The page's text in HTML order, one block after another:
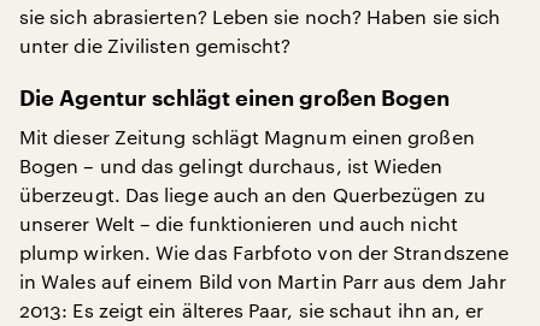
sie sich abrasierten? Leben sie noch? Haben sie sich
unter die Zivilisten gemischt?
Die Agentur schlägt einen großen Bogen
Mit dieser Zeitung schlägt Magnum einen großen
Bogen – und das gelingt durchaus, ist Wieden
überzeugt. Das liege auch an den Querbezügen zu
unserer Welt – die funktionieren und auch nicht
plump wirken. Wie das Farbfoto von der Strandszene
in Wales auf einem Bild von Martin Parr aus dem Jahr
2013: Es zeigt ein älteres Paar, sie schaut ihn an, er